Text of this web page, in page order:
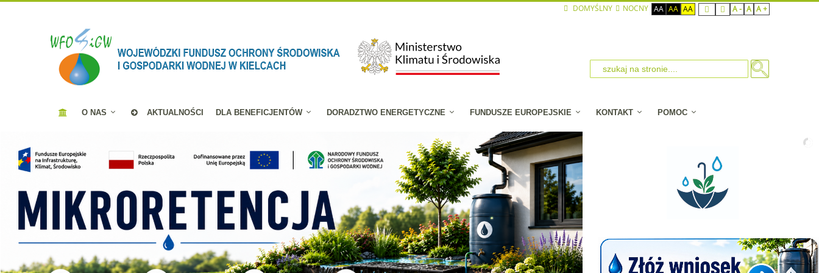
DOMYŚLNY NOCNY AA AA AA A - A A +
O NAS AKTUALNOŚCI DLA BENEFICJENTÓW DORADZTWO ENERGETYCZNE FUNDUSZE EUROPEJSKIE KONTAKT POMOC